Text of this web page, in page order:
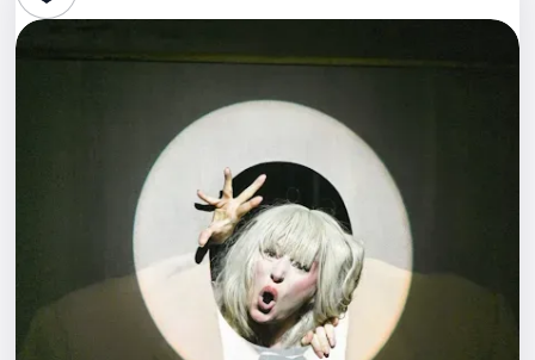
Стендап
События